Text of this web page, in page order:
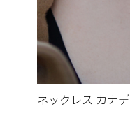
ネックレス カナデ